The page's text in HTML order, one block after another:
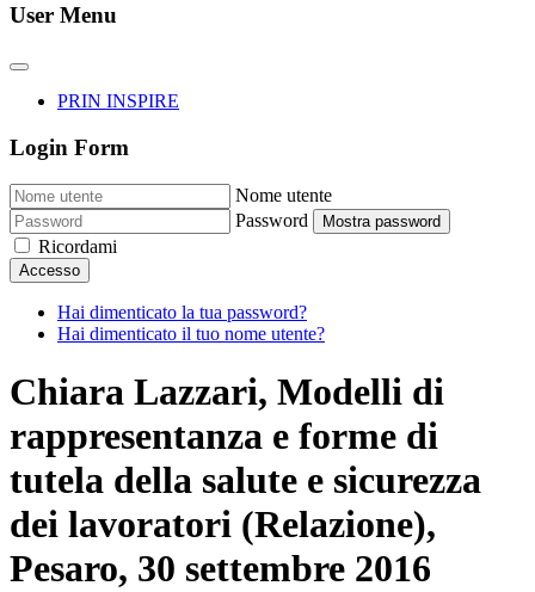
User Menu
PRIN INSPIRE
Login Form
Nome utente
Password
Mostra password
Ricordami
Accesso
Hai dimenticato la tua password?
Hai dimenticato il tuo nome utente?
Chiara Lazzari, Modelli di
rappresentanza e forme di
tutela della salute e sicurezza
dei lavoratori (Relazione),
Pesaro, 30 settembre 2016